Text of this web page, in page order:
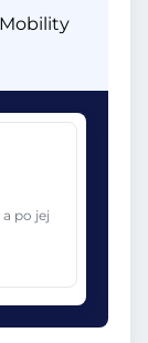
po jej